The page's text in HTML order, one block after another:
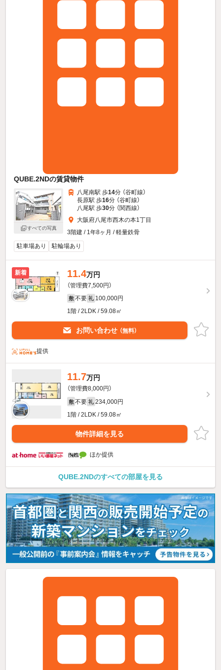
QUBE.2NDの賃貸物件
すべての写真
八尾南駅 歩14分 （谷町線）
長原駅 歩16分 （谷町線）
八尾駅 歩30分 （関西線）
大阪府八尾市西木の本1丁目
3階建 / 1年8ヶ月 / 軽量鉄骨
駐車場あり
駐輪場あり
新着 11.4万円
（管理費7,500円）
敷 不要 礼 100,000円
1階 / 2LDK / 59.08㎡
お問い合わせ （無料）
提供
11.7万円
（管理費8,000円）
敷 不要 礼 234,000円
1階 / 2LDK / 59.08㎡
物件詳細を見る
ほか提供
QUBE.2NDのすべての部屋を見る